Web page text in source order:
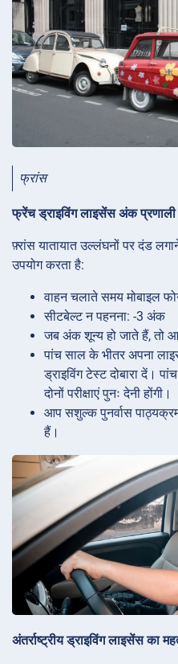
फ्रांस
फ्रेंच ड्राइविंग लाइसेंस अंक प्रणाली
फ़्रांस यातायात उल्लंघनों पर दंड
उपयोग करता है:
वाहन चलाते समय मोबाइल
सीटबेल्ट न पहनना: -3 अंक
जब अंक शून्य हो जाते हैं, तो
पांच साल के भीतर अपना
ड्राइविंग टेस्ट दोबारा दें।
दोनों परीक्षाएं पुनः देनी होंगी।
आप सशुल्क पुनर्वास
हैं।
अंतर्राष्ट्रीय ड्राइविंग लाइसेंस का